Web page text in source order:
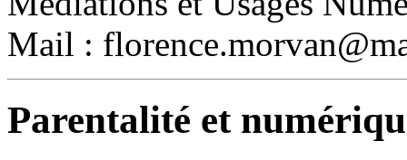
Mail :
Parentalité et